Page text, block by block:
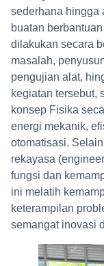
sederhana hingga
buatan
dilakukan secara
masalah,
pengujian alat,
kegiatan tersebut,
konsep Fisika
energi mekanik,
otomatisasi.
rekayasa
fungsi dan
ini melatih
keterampilan
semangat inovasi